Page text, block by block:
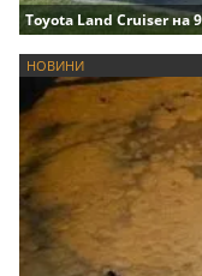
Toyota Land Cruiser на
НОВИНИ